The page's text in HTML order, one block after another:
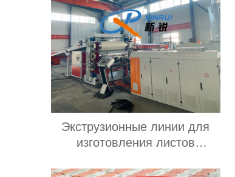
Экструзионные линии для
изготовления листов